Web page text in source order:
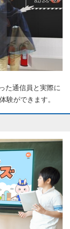
た通信員と実際に
験ができます。